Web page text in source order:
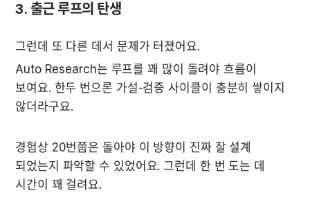
3. 출근 루프의 탄생
그런데 또 다른 데서 문제가 터졌어요.
Auto Research는 루프를 꽤 많이 돌려야 흐름이
보여요. 한두 번으론 가설-검증 사이클이 충분히 쌓이지
않더라구요.
경험상 20번쯤은 돌아야 이 방향이 진짜 잘 설계
되었는지 파악할 수 있었어요. 그런데 한 번 도는 데
시간이 꽤 걸려요.